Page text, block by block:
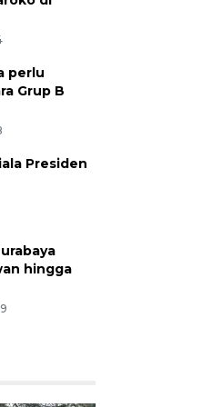
perlu
Grup B
Presiden
hingga